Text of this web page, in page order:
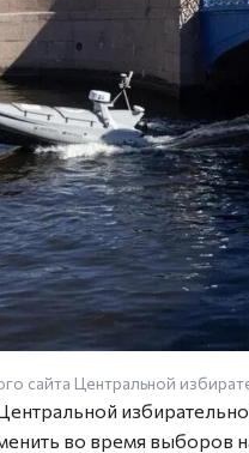
сайта Центральной
во время выборов